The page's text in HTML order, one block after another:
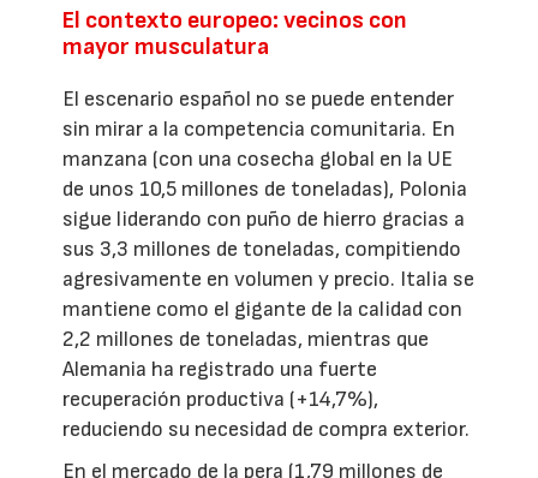
El contexto europeo: vecinos con
mayor musculatura
El escenario español no se puede entender
sin mirar a la competencia comunitaria. En
manzana (con una cosecha global en la UE
de unos 10,5 millones de toneladas), Polonia
sigue liderando con puño de hierro gracias a
sus 3,3 millones de toneladas, compitiendo
agresivamente en volumen y precio. Italia se
mantiene como el gigante de la calidad con
2,2 millones de toneladas, mientras que
Alemania ha registrado una fuerte
recuperación productiva (+14,7%),
reduciendo su necesidad de compra exterior.
En el mercado de la pera (1,79 millones de